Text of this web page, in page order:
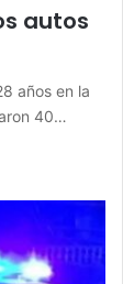
autos
años en la
40…